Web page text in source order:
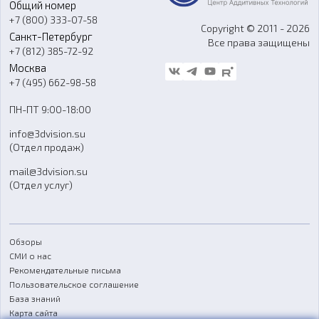
Программное обеспечение
Ремонт и услуги
О компании
Контакты
Гос. закупки
Стать дилером
Блог
FAQ
Общий номер
+7 (800) 333-07-58
Санкт-Петербург
+7 (812) 385-72-92
Москва
+7 (495) 662-98-58
ПН-ПТ 9:00-18:00
info@3dvision.su
(Отдел продаж)
mail@3dvision.su
(Отдел услуг)
Copyright © 2011 - 2026
Все права защищены
Обзоры
СМИ о нас
Рекомендательные письма
Пользовательское соглашение
База знаний
Карта сайта